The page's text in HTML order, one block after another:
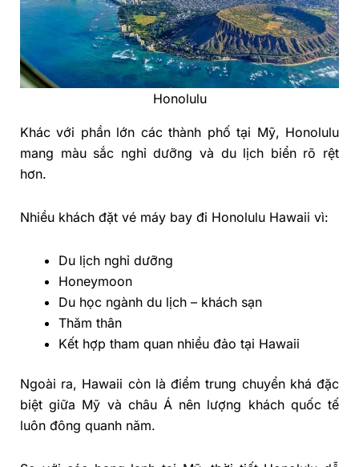
Honolulu
Khác với phần lớn các thành phố tại Mỹ, Honolulu
mang màu sắc nghỉ dưỡng và du lịch biển rõ rệt
hơn.
Nhiều khách đặt vé máy bay đi Honolulu Hawaii vì:
Du lịch nghỉ dưỡng
Honeymoon
Du học ngành du lịch – khách sạn
Thăm thân
Kết hợp tham quan nhiều đảo tại Hawaii
Ngoài ra, Hawaii còn là điểm trung chuyển khá đặc
biệt giữa Mỹ và châu Á nên lượng khách quốc tế
luôn đông quanh năm.